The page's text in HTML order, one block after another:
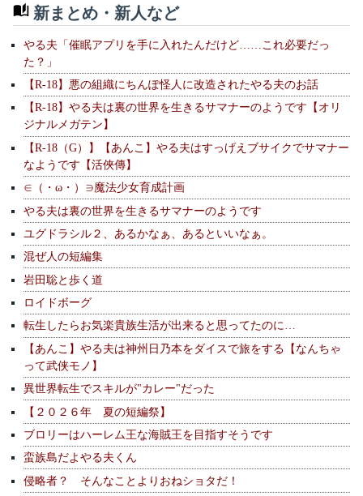
新まとめ・新人など
やる夫「催眠アプリを手に入れたんだけど……これ必要だっ
た？」
【R-18】悪の組織にちんぽ怪人に改造されたやる夫のお話
【R-18】やる夫は裏の世界を生きるサマナーのようです【オリ
ジナルメガテン】
【R-18（G）】【あんこ】やる夫はすっげえブサイクでサマナー
なようです【活俠傳】
∈（・ω・）∋魔法少女育成計画
やる夫は裏の世界を生きるサマナーのようです
ユグドラシル２、あるかなぁ、あるといいなぁ。
混ぜ人の短編集
岩田聡と歩く道
ロイドボーグ
転生したらお気楽貴族生活が出来ると思ってたのに…
【あんこ】やる夫は神州日乃本をダイスで旅をする【なんちゃ
って武侠モノ】
異世界転生でスキルが"カレー"だった
【２０２６年 夏の短編祭】
ブロリーはハーレム王な海賊王を目指すそうです
蛮族島だよやる夫くん
侵略者？ そんなことよりおねショタだ！